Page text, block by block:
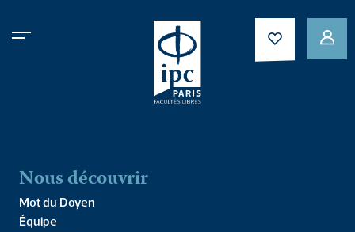
Nous découvrir
Mot du Doyen
Équipe
CARNETS ART & PHILOSOPHIE